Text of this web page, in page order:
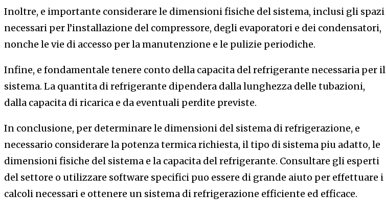
Inoltre, e importante considerare le dimensioni fisiche del sistema, inclusi gli spazi
necessari per l’installazione del compressore, degli evaporatori e dei condensatori,
nonche le vie di accesso per la manutenzione e le pulizie periodiche.
Infine, e fondamentale tenere conto della capacita del refrigerante necessaria per il
sistema. La quantita di refrigerante dipendera dalla lunghezza delle tubazioni,
dalla capacita di ricarica e da eventuali perdite previste.
In conclusione, per determinare le dimensioni del sistema di refrigerazione, e
necessario considerare la potenza termica richiesta, il tipo di sistema piu adatto, le
dimensioni fisiche del sistema e la capacita del refrigerante. Consultare gli esperti
del settore o utilizzare software specifici puo essere di grande aiuto per effettuare i
calcoli necessari e ottenere un sistema di refrigerazione efficiente ed efficace.